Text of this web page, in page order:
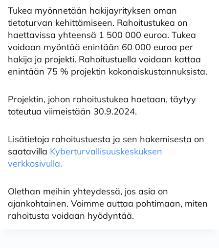
Tukea myönnetään hakijayrityksen oman
tietoturvan kehittämiseen. Rahoitustukea on
haettavissa yhteensä 1 500 000 euroa. Tukea
voidaan myöntää enintään 60 000 euroa per
hakija ja projekti. Rahoitustuella voidaan kattaa
enintään 75 % projektin kokonaiskustannuksista.
Projektin, johon rahoitustukea haetaan, täytyy
toteutua viimeistään 30.9.2024.
Lisätietoja rahoitustuesta ja sen hakemisesta on
saatavilla Kyberturvallisuuskeskuksen
verkkosivulla.
Olethan meihin yhteydessä, jos asia on
ajankohtainen. Voimme auttaa pohtimaan, miten
rahoitusta voidaan hyödyntää.